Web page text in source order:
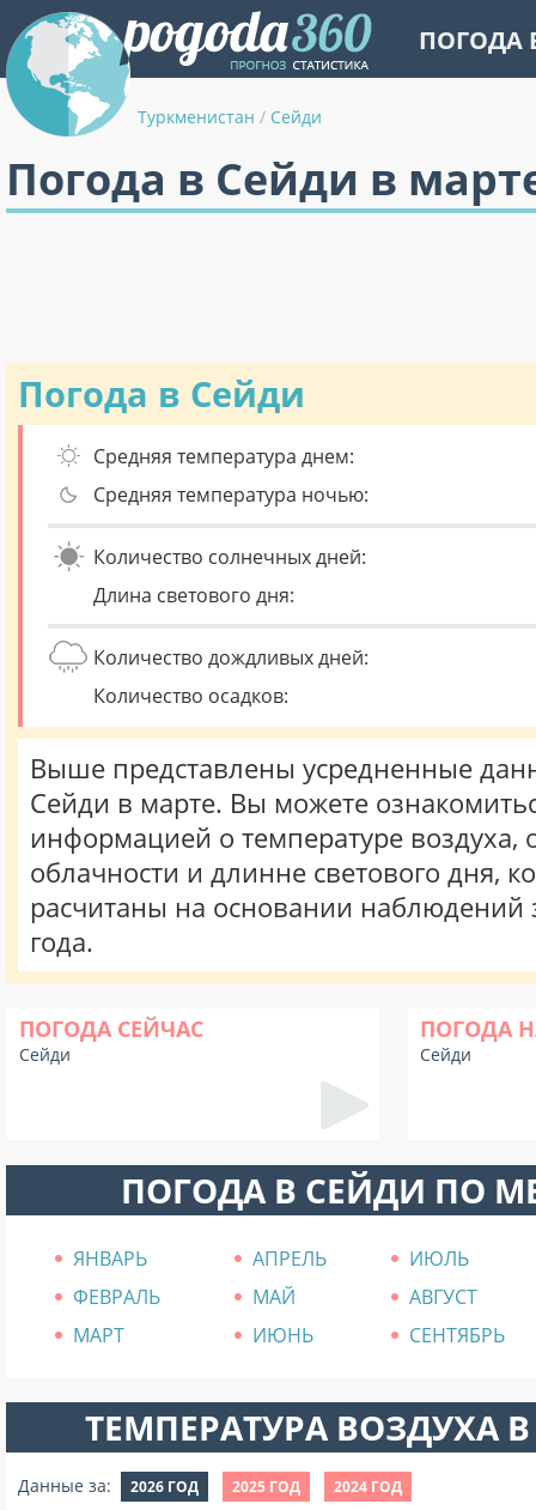
ПОГОДА
Туркменистан / Сейди
Погода в Сейди в
Погода в Сейди
Средняя температура днем:
Средняя температура ночью:
Количество солнечных дней:
Длина светового дня:
Количество дождливых дней:
Количество осадков:
Выше представлены усредненные
Сейди в марте. Вы можете
информацией о температуре воздуха,
облачности и длинне светового дня,
расчитаны на основании наблюдений
года.
ПОГОДА СЕЙЧАС
Сейди
ПОГОДА
Сейди
ПОГОДА В СЕЙДИ ПО
ЯНВАРЬ АПРЕЛЬ
ИЮЛЬ
ФЕВРАЛЬ
МАЙ
АВГУСТ
МАРТ
ИЮНЬ СЕНТЯБРЬ
ТЕМПЕРАТУРА ВОЗДУХА В
Данные за: 2026 ГОД 2025 ГОД 2024 ГОД